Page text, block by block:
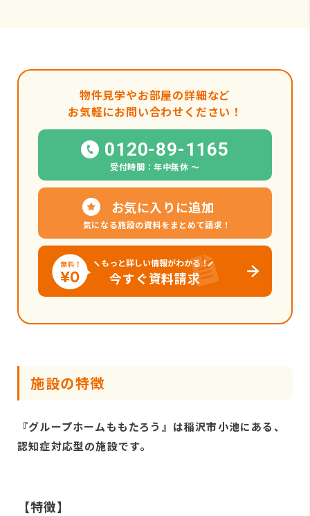
物件見学やお部屋の詳細など
お気軽にお問い合わせください！
0120-89-1165
受付時間：年中無休 〜
お気に入りに追加
気になる施設の資料をまとめて請求！
もっと詳しい情報がわかる！
今すぐ資料請求
施設の特徴
『グループホームももたろう』は稲沢市小池にある、
認知症対応型の施設です。
【特徴】